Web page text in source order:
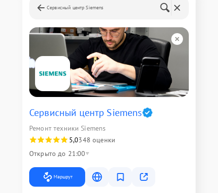
Сервисный центр Siemens
Сервисный центр Siemens
Ремонт техники Siemens
5,0348 оценки
Открыто до 21:00
Маршрут